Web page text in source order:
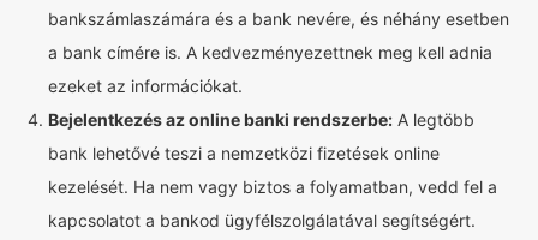
bankszámlaszámára és a bank nevére, és néhány esetben
a bank címére is. A kedvezményezettnek meg kell adnia
ezeket az információkat.
Bejelentkezés az online banki rendszerbe: A legtöbb
bank lehetővé teszi a nemzetközi fizetések online
kezelését. Ha nem vagy biztos a folyamatban, vedd fel a
kapcsolatot a bankod ügyfélszolgálatával segítségért.